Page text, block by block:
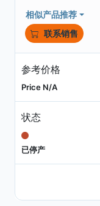
相似产品推荐
联系销售
参考价格
Price N/A
状态
已停产